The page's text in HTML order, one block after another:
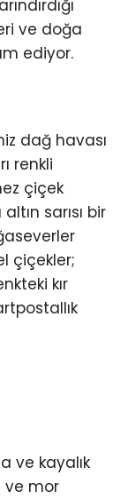
ve doğa
ediyor.
dağ havası
renkli
çiçek
sarısı bir
çiçekler;
kır
ve kayalık
ve mor